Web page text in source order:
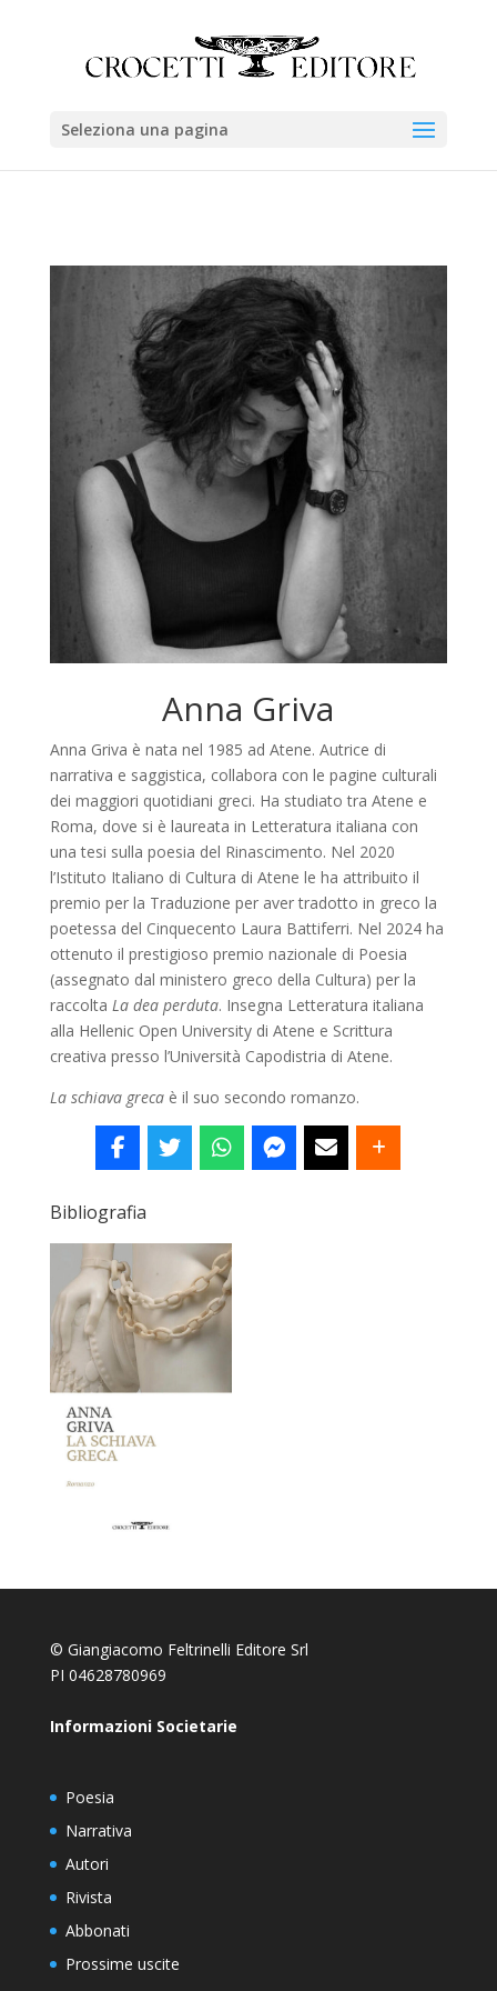
Seleziona una pagina
Anna Griva
Anna Griva è nata nel 1985 ad Atene. Autrice di
narrativa e saggistica, collabora con le pagine culturali
dei maggiori quotidiani greci. Ha studiato tra Atene e
Roma, dove si è laureata in Letteratura italiana con
una tesi sulla poesia del Rinascimento. Nel 2020
l’Istituto Italiano di Cultura di Atene le ha attribuito il
premio per la Traduzione per aver tradotto in greco la
poetessa del Cinquecento Laura Battiferri. Nel 2024 ha
ottenuto il prestigioso premio nazionale di Poesia
(assegnato dal ministero greco della Cultura) per la
raccolta La dea perduta. Insegna Letteratura italiana
alla Hellenic Open University di Atene e Scrittura
creativa presso l’Università Capodistria di Atene.
La schiava grecaè il suo secondo romanzo.
Bibliografia
© Giangiacomo Feltrinelli Editore Srl
PI 04628780969
Informazioni Societarie
Poesia
Narrativa
Autori
Rivista
Abbonati
Prossime uscite